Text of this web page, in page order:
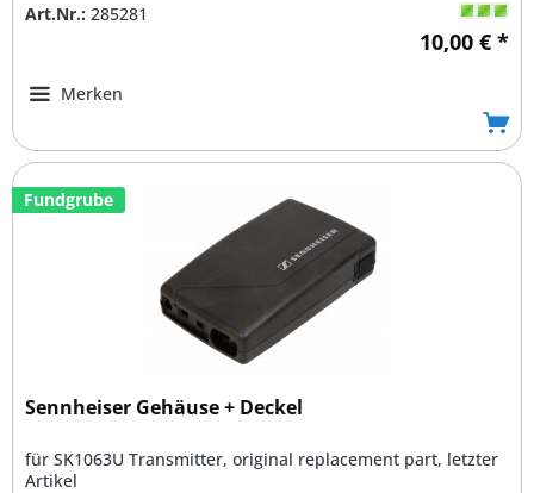
Art.Nr.: 285281
10,00 € *
Merken
Fundgrube
Sennheiser Gehäuse + Deckel
für SK1063U Transmitter, original replacement part, letzter
Artikel